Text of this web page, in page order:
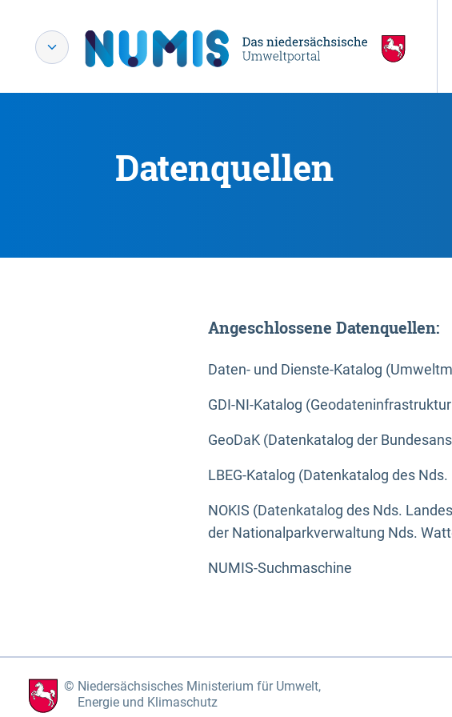
Datenquellen
Angeschlossene Datenquellen:
Daten- und Dienste-Katalog
GDI-NI-Katalog
GeoDaK (Datenkatalog der
LBEG-Katalog (Datenkatalog des
NOKIS (Datenkatalog des Nds.
der Nationalparkverwaltung Nds.
NUMIS-Suchmaschine
Niedersächsisches Ministerium für Umwelt,
Energie und Klimaschutz